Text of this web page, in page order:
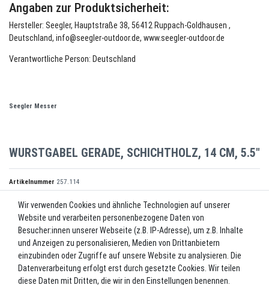
Angaben zur Produktsicherheit:
Hersteller: Seegler, Hauptstraße 38, 56412 Ruppach-Goldhausen ,
Deutschland, info@seegler-outdoor.de, www.seegler-outdoor.de
Verantwortliche Person: Deutschland
Seegler Messer
WURSTGABEL GERADE, SCHICHTHOLZ, 14 CM, 5.5"
Artikelnummer 257.114
9,70 EUR*
Lieferzeit ca. 2-3 Werktage.
Wir verwenden Cookies und ähnliche Technologien auf unserer
Website und verarbeiten personenbezogene Daten von
Besucher:innen unserer Webseite (z.B. IP-Adresse), um z.B. Inhalte
und Anzeigen zu personalisieren, Medien von Drittanbietern
einzubinden oder Zugriffe auf unsere Website zu analysieren. Die
Datenverarbeitung erfolgt erst durch gesetzte Cookies. Wir teilen
diese Daten mit Dritten, die wir in den Einstellungen benennen.